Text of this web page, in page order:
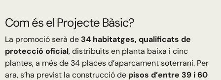
Com és el Projecte Bàsic?
La promoció serà de 34 habitatges, qualificats de
protecció oficial, distribuïts en planta baixa i cinc
plantes, a més de 34 places d’aparcament soterrani. Per
ara, s’ha previst la construcció de pisos d’entre 39 i 60